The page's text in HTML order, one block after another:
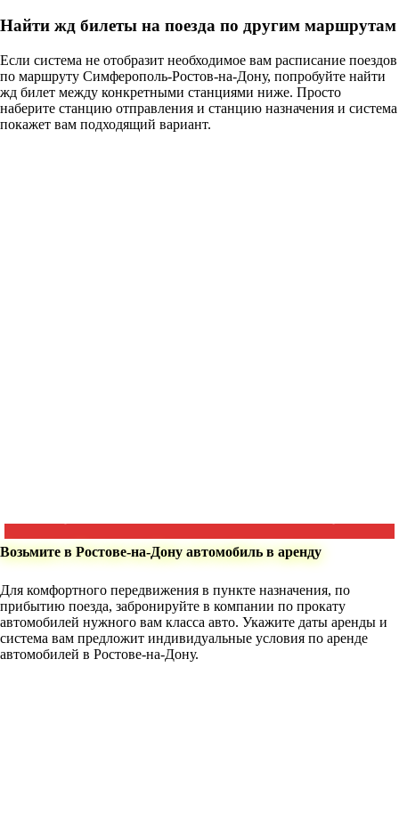
Найти жд билеты на поезда по другим маршрутам
Если система не отобразит необходимое вам расписание поездов
по маршруту Симферополь-Ростов-на-Дону, попробуйте найти
жд билет между конкретными станциями ниже. Просто
наберите станцию отправления и станцию назначения и система
покажет вам подходящий вариант.
Возьмите в Ростове-на-Дону автомобиль в аренду
Для комфортного передвижения в пункте назначения, по
прибытию поезда, забронируйте в компании по прокату
автомобилей нужного вам класса авто. Укажите даты аренды и
система вам предложит индивидуальные условия по аренде
автомобилей в Ростове-на-Дону.